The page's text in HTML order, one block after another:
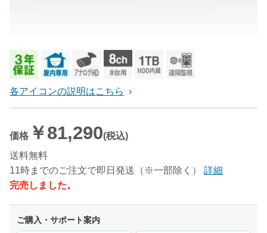
各アイコンの説明はこちら
価格 ￥81,290(税込)
送料無料
11時までのご注文で即日発送（※一部除く）
詳細
完売しました。